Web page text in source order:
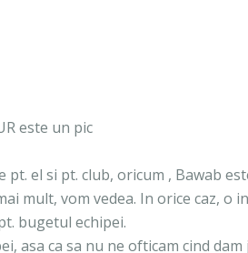
este un pic
el si pt. club, oricum , Bawab
mult, vom vedea. In orice caz, o
bugetul echipei.
asa ca sa nu ne ofticam cind dam